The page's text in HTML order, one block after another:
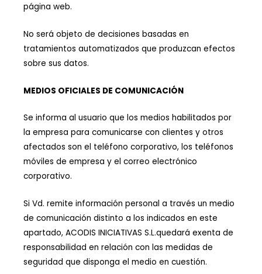
página web.
No será objeto de decisiones basadas en
tratamientos automatizados que produzcan efectos
sobre sus datos.
MEDIOS OFICIALES DE COMUNICACIÓN
Se informa al usuario que los medios habilitados por
la empresa para comunicarse con clientes y otros
afectados son el teléfono corporativo, los teléfonos
móviles de empresa y el correo electrónico
corporativo.
Si Vd. remite información personal a través un medio
de comunicación distinto a los indicados en este
apartado, ACODIS INICIATIVAS S.L.quedará exenta de
responsabilidad en relación con las medidas de
seguridad que disponga el medio en cuestión.